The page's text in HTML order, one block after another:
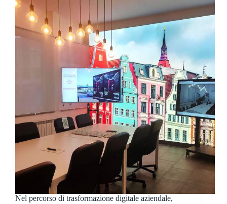
Nel percorso di trasformazione digitale aziendale,